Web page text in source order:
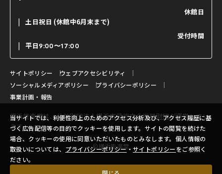
当サイトでは、利便性向上のためのアクセス分析及び、アクセス履歴に基
づく広告配信等の目的でクッキーを使用します。サイトの閲覧を続けた
場合、クッキーの使用に同意いただいたものとみなします。個人情報の
取扱いについては、 プライバシーポリシー・サイトポリシーをご参照く
ださい。
ご寄附について
よくいただくご質問
お問い合わせ
休館日
土日祝日 (休館中6月末まで)
受付時間
平日9:00〜17:00
サイトポリシー
ウェブアクセシビリティ
ソーシャルメディアポリシー
プライバシーポリシー
事業計画・報告
横浜能楽堂は、公益財団法人横浜市芸術文化振興財団が運営してい
ます。
©横浜能楽堂